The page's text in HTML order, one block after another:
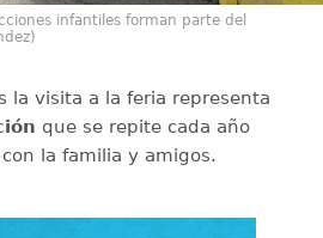
infantiles forman parte del
la visita a la feria representa
que se repite cada año
la familia y amigos.